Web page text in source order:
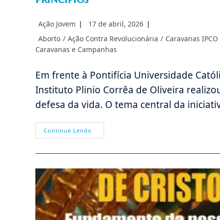
Autor
post:
Ação Jovem
Post
17 de abril, 2026
Categoria
do
Aborto / Ação Contra Revolucionária / Caravanas IPCO
Caravanas e Campanhas
Em frente à Pontifícia Universidade
Instituto Plinio Corrêa de Oliveira
defesa da vida. O tema central da
Continue Lendo
Pró-
Em
PUC
Enfrenta
Hostilidade
E
Reafirma
Princípios